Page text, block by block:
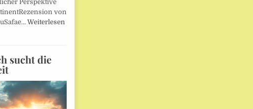
Perspektive
von
Weiterlesen
sucht die